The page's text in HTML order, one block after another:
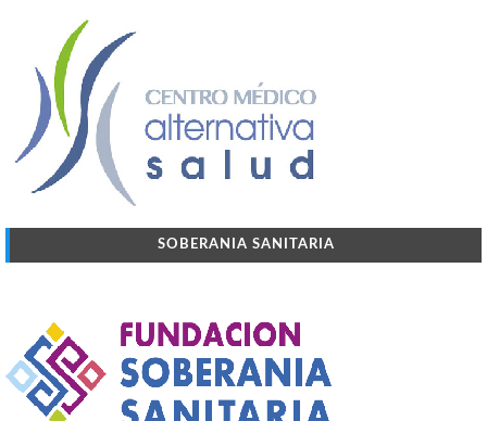
SOBERANIA SANITARIA